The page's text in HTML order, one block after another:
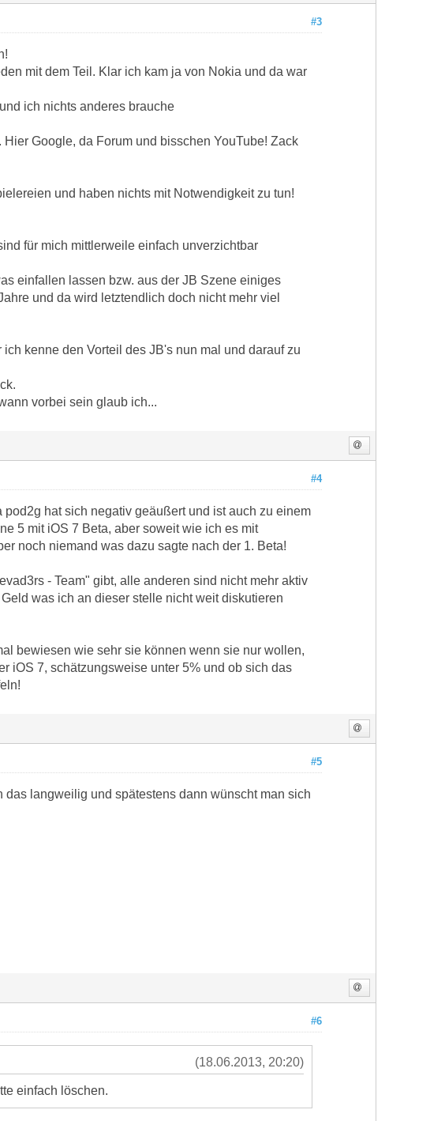
#3
mit dem Teil. Klar ich kam ja von Nokia und da war
ich nichts anderes brauche
Google, da Forum und bisschen YouTube! Zack
und haben nichts mit Notwendigkeit zu tun!
für mich mittlerweile einfach unverzichtbar
einfallen lassen bzw. aus der JB Szene einiges
und da wird letztendlich doch nicht mehr viel
kenne den Vorteil des JB's nun mal und darauf zu
vorbei sein glaub ich...
#4
hat sich negativ geäußert und ist auch zu einem
5 mit iOS 7 Beta, aber soweit wie ich es mit
noch niemand was dazu sagte nach der 1. Beta!
- Team" gibt, alle anderen sind nicht mehr aktiv
was ich an dieser stelle nicht weit diskutieren
bewiesen wie sehr sie können wenn sie nur wollen,
iOS 7, schätzungsweise unter 5% und ob sich das
#5
langweilig und spätestens dann wünscht man sich
#6
(18.06.2013, 20:20)
einfach löschen.